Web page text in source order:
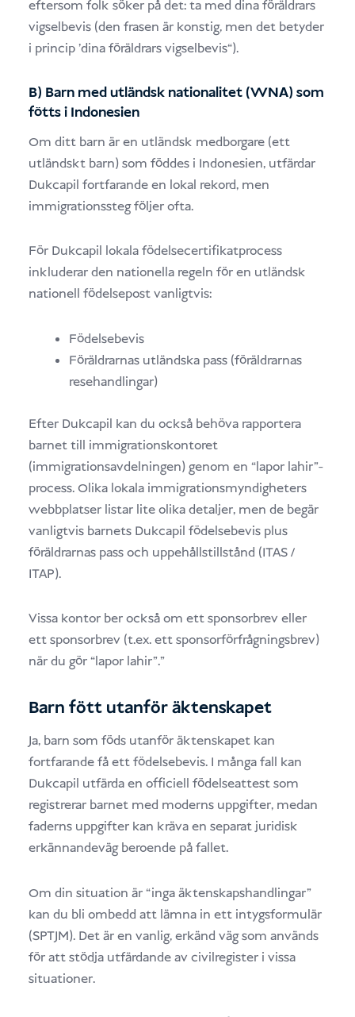
eftersom folk söker på det: ta med dina föräldrars
vigselbevis (den frasen är konstig, men det betyder
i princip ’dina föräldrars vigselbevis“).
B) Barn med utländsk nationalitet (WNA) som
fötts i Indonesien
Om ditt barn är en utländsk medborgare (ett
utländskt barn) som föddes i Indonesien, utfärdar
Dukcapil fortfarande en lokal rekord, men
immigrationssteg följer ofta.
För Dukcapil lokala födelsecertifikatprocess
inkluderar den nationella regeln för en utländsk
nationell födelsepost vanligtvis:
Födelsebevis
Föräldrarnas utländska pass (föräldrarnas
resehandlingar)
Efter Dukcapil kan du också behöva rapportera
barnet till immigrationskontoret
(immigrationsavdelningen) genom en “lapor lahir”-
process. Olika lokala immigrationsmyndigheters
webbplatser listar lite olika detaljer, men de begär
vanligtvis barnets Dukcapil födelsebevis plus
föräldrarnas pass och uppehållstillstånd (ITAS /
ITAP).
Vissa kontor ber också om ett sponsorbrev eller
ett sponsorbrev (t.ex. ett sponsorförfrågningsbrev)
när du gör “lapor lahir”.”
Barn fött utanför äktenskapet
Ja, barn som föds utanför äktenskapet kan
fortfarande få ett födelsebevis. I många fall kan
Dukcapil utfärda en officiell födelseattest som
registrerar barnet med moderns uppgifter, medan
faderns uppgifter kan kräva en separat juridisk
erkännandeväg beroende på fallet.
Om din situation är “inga äktenskapshandlingar”
kan du bli ombedd att lämna in ett intygsformulär
(SPTJM). Det är en vanlig, erkänd väg som används
för att stödja utfärdande av civilregister i vissa
situationer.